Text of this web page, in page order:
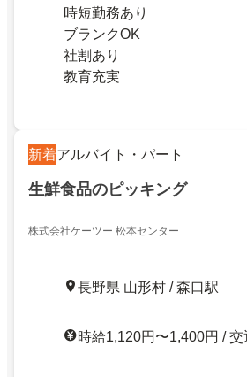
時短勤務あり
ブランクOK
社割あり
教育充実
新着アルバイト・パート
生鮮食品のピッキング
株式会社ケーツー 松本センター
長野県 山形村 / 森口駅
時給1,120円〜1,400円 /